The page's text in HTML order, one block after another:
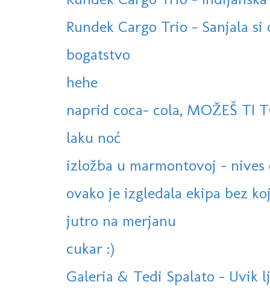
Rundek Cargo Trio - Sanjala
bogatstvo
hehe
naprid coca- cola, MOŽEŠ TI
laku noć
izložba u marmontovoj - nives
ovako je izgledala ekipa bez
jutro na merjanu
cukar :)
Galeria & Tedi Spalato - Uvik